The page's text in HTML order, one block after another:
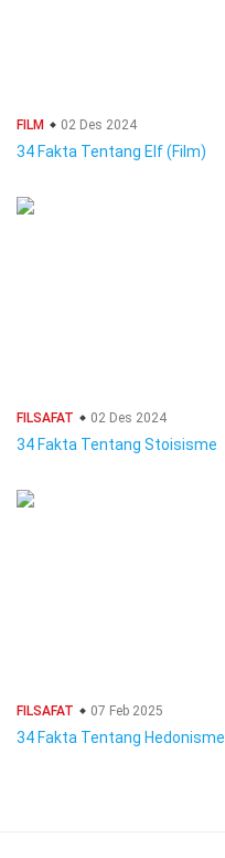
FILM 02 Des 2024
34 Fakta Tentang Elf (Film)
FILSAFAT 02 Des 2024
34 Fakta Tentang Stoisisme
FILSAFAT 07 Feb 2025
34 Fakta Tentang Hedonisme